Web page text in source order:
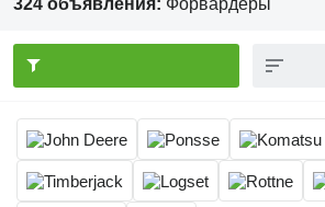
324 объявления: Форвардеры